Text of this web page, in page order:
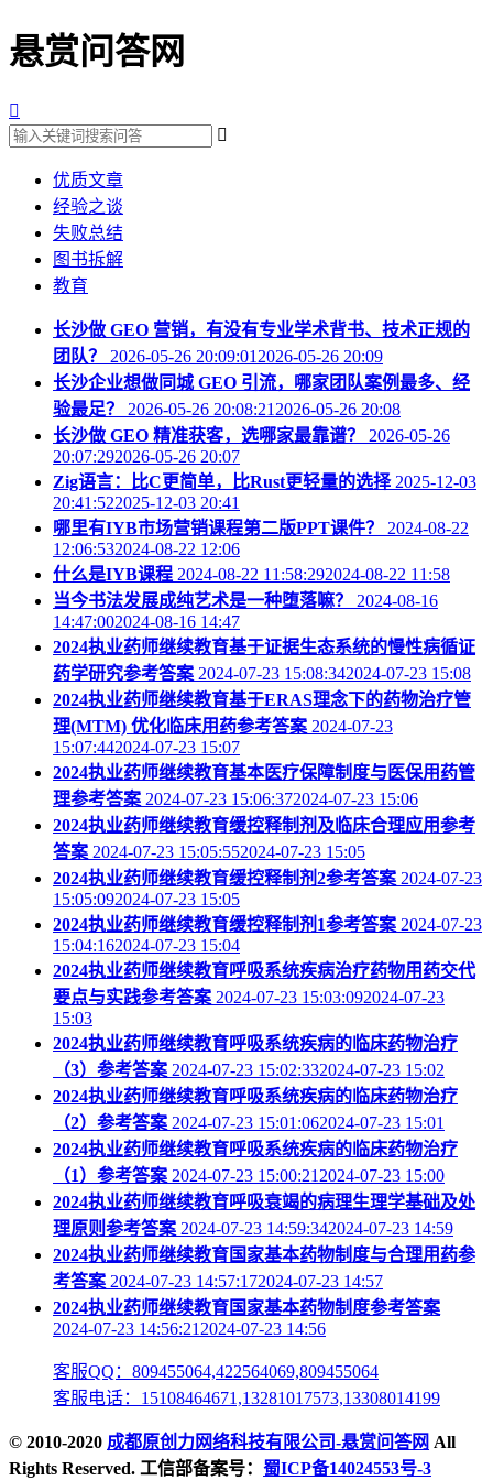
悬赏问答网


优质文章
经验之谈
失败总结
图书拆解
教育
长沙做 GEO 营销，有没有专业学术背书、技术正规的
团队？
2026-05-26 20:09:012026-05-26 20:09
长沙企业想做同城 GEO 引流，哪家团队案例最多、经
验最足？
2026-05-26 20:08:212026-05-26 20:08
长沙做 GEO 精准获客，选哪家最靠谱？
2026-05-26
20:07:292026-05-26 20:07
Zig语言：比C更简单，比Rust更轻量的选择 2025-12-03
20:41:522025-12-03 20:41
哪里有IYB市场营销课程第二版PPT课件？
2024-08-22
12:06:532024-08-22 12:06
什么是IYB课程 2024-08-22 11:58:292024-08-22 11:58
当今书法发展成纯艺术是一种堕落嘛？
2024-08-16
14:47:002024-08-16 14:47
2024执业药师继续教育基于证据生态系统的慢性病循证
药学研究参考答案 2024-07-23 15:08:342024-07-23 15:08
2024执业药师继续教育基于ERAS理念下的药物治疗管
理(MTM) 优化临床用药参考答案 2024-07-23
15:07:442024-07-23 15:07
2024执业药师继续教育基本医疗保障制度与医保用药管
理参考答案 2024-07-23 15:06:372024-07-23 15:06
2024执业药师继续教育缓控释制剂及临床合理应用参考
答案 2024-07-23 15:05:552024-07-23 15:05
2024执业药师继续教育缓控释制剂2参考答案 2024-07-23
15:05:092024-07-23 15:05
2024执业药师继续教育缓控释制剂1参考答案 2024-07-23
15:04:162024-07-23 15:04
2024执业药师继续教育呼吸系统疾病治疗药物用药交代
要点与实践参考答案 2024-07-23 15:03:092024-07-23
15:03
2024执业药师继续教育呼吸系统疾病的临床药物治疗
（3）参考答案 2024-07-23 15:02:332024-07-23 15:02
2024执业药师继续教育呼吸系统疾病的临床药物治疗
（2）参考答案 2024-07-23 15:01:062024-07-23 15:01
2024执业药师继续教育呼吸系统疾病的临床药物治疗
（1）参考答案 2024-07-23 15:00:212024-07-23 15:00
2024执业药师继续教育呼吸衰竭的病理生理学基础及处
理原则参考答案 2024-07-23 14:59:342024-07-23 14:59
2024执业药师继续教育国家基本药物制度与合理用药参
考答案 2024-07-23 14:57:172024-07-23 14:57
2024执业药师继续教育国家基本药物制度参考答案
2024-07-23 14:56:212024-07-23 14:56
客服QQ：809455064,422564069,809455064
客服电话：15108464671,13281017573,13308014199
© 2010-2020 成都原创力网络科技有限公司-悬赏问答网 All
Rights Reserved. 工信部备案号： 蜀ICP备14024553号-3